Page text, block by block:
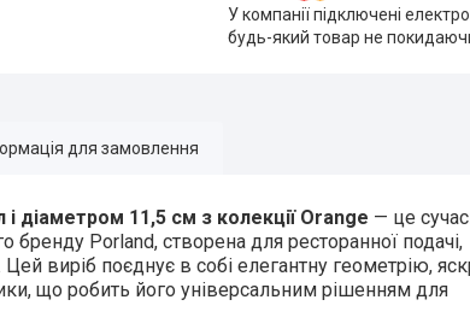
У компанії підключені
будь-який товар не
для замовлення
діаметром 11,5 см з колекції Orange — це
бренду Porland, створена для ресторанної подачі,
виріб поєднує в собі елегантну геометрію,
що робить його універсальним рішенням для